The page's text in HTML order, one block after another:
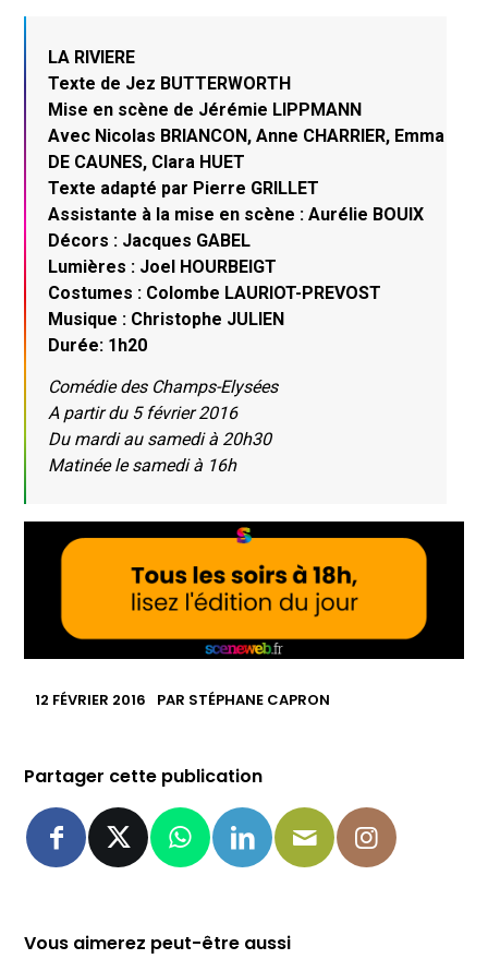
LA RIVIERE
Texte de Jez BUTTERWORTH
Mise en scène de Jérémie LIPPMANN
Avec Nicolas BRIANCON, Anne CHARRIER, Emma
DE CAUNES, Clara HUET
Texte adapté par Pierre GRILLET
Assistante à la mise en scène : Aurélie BOUIX
Décors : Jacques GABEL
Lumières : Joel HOURBEIGT
Costumes : Colombe LAURIOT-PREVOST
Musique : Christophe JULIEN
Durée: 1h20
Comédie des Champs-Elysées
A partir du 5 février 2016
Du mardi au samedi à 20h30
Matinée le samedi à 16h
12 FÉVRIER 2016 PAR STÉPHANE CAPRON
Partager cette publication
Vous aimerez peut-être aussi